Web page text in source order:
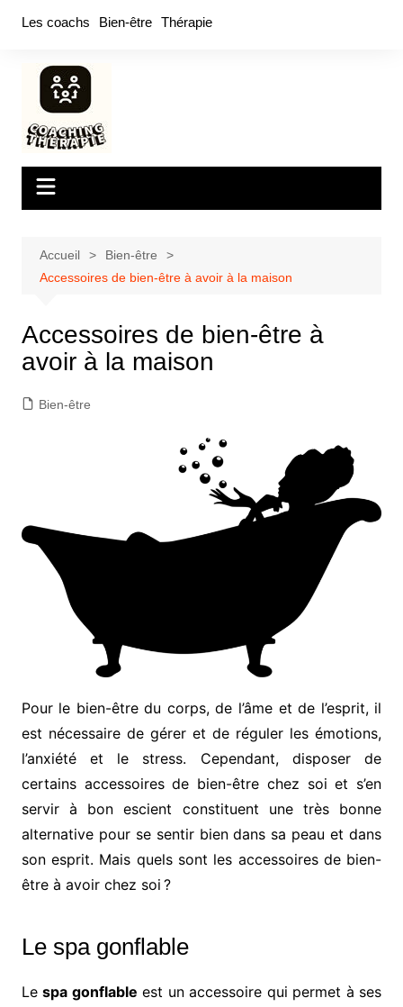
Les coachs Bien-être Thérapie
Accueil
Bien-être
Accessoires de bien-être à avoir à la maison
Accessoires de bien-être à
avoir à la maison
Bien-être
Pour le bien-être du corps, de l’âme et de l’esprit, il
est nécessaire de gérer et de réguler les émotions,
l’anxiété et le stress. Cependant, disposer de
certains accessoires de bien-être chez soi et s’en
servir à bon escient constituent une très bonne
alternative pour se sentir bien dans sa peau et dans
son esprit. Mais quels sont les accessoires de bien-
être à avoir chez soi ?
Le spa gonflable
Lespa gonflable est un accessoire qui permet à ses